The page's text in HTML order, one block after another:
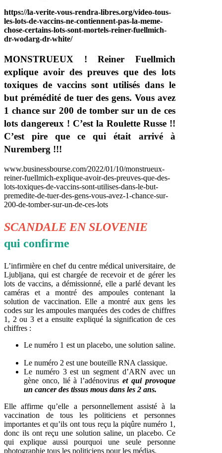
https://la-verite-vous-rendra-libres.org/video-tous-
les-lots-de-vaccins-ne-contiennent-pas-la-meme-
chose-certains-lots-sont-mortels-reiner-fuellmich-
dr-wodarg-dr-white/
MONSTRUEUX ! Reiner Fuellmich
explique avoir des preuves que des lots
toxiques de vaccins sont utilisés dans le
but prémédité de tuer des gens. Vous avez
1 chance sur 200 de tomber sur un de ces
lots dangereux ! C’est la Roulette Russe !!
C’est pire que ce qui était arrivé à
Nuremberg !!!
www.businessbourse.com/2022/01/10/monstrueux-
reiner-fuellmich-explique-avoir-des-preuves-que-des-
lots-toxiques-de-vaccins-sont-utilises-dans-le-but-
premedite-de-tuer-des-gens-vous-avez-1-chance-sur-
200-de-tomber-sur-un-de-ces-lots
SCANDALE EN SLOVENIE
qui confirme
L’infirmière en chef du centre médical universitaire, de
Ljubljana, qui est chargée de recevoir et de gérer les
lots de vaccins, a démissionné, elle a parlé devant les
caméras et a montré des ampoules contenant la
solution de vaccination. Elle a montré aux gens les
codes sur les ampoules marquées des codes de chiffres
1, 2 ou 3 et a ensuite expliqué la signification de ces
chiffres :
Le numéro 1 est un placebo, une solution saline.
Le numéro 2 est une bouteille RNA classique.
Le numéro 3 est un segment d’ARN avec un
gène onco, lié à l’adénovirus et qui provoque
un cancer des tissus mous dans les 2 ans.
Elle affirme qu’elle a personnellement assisté à la
vaccination de tous les politiciens et personnes
importantes et qu’ils ont tous reçu la piqûre numéro 1,
donc ils ont reçu une solution saline, un placebo. Ce
qui explique aussi pourquoi une seule personne
photographie tous les politiciens pour les médias.